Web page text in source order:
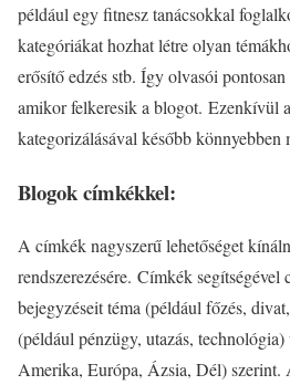
például egy fitnesz tanácsokkal
kategóriákat hozhat létre olyan
erősítő edzés stb. Így olvasói
amikor felkeresik a blogot. Ezenkívül
kategorizálásával később könnyebben
Blogok címkékkel:
A címkék nagyszerű lehetőséget
rendszerezésére. Címkék segítségével
bejegyzéseit téma (például főzés,
(például pénzügy, utazás,
Amerika, Európa, Ázsia, Dél)